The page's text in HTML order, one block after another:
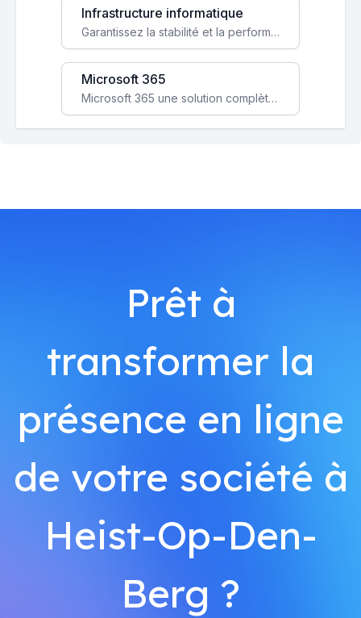
Infrastructure informatique
Garantissez la stabilité et la performance de votre entreprise avec une infrastructure IT sécurisée et évolutive.
Microsoft 365
Microsoft 365 une solution complète qui booste votre productivité, renforce la sécurité de vos données et facilite la collaboration.
Prêt à
transformer la
présence en ligne
de votre société à
Heist-Op-Den-
Berg ?